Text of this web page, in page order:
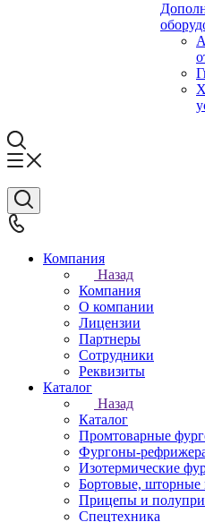
Компания
Назад
Компания
О компании
Лицензии
Партнеры
Сотрудники
Реквизиты
Каталог
Назад
Каталог
Промтоварные
Фургоны-
Изотермические
Бортовые, шторные
Прицепы и
Спецтехника